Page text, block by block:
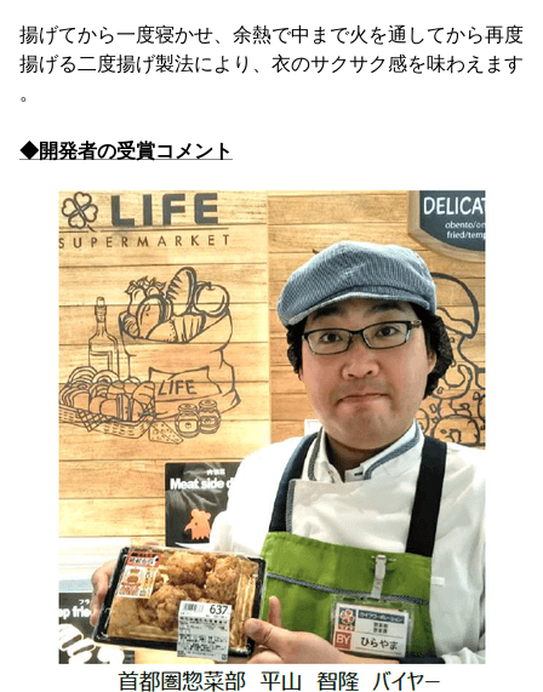
揚げてから一度寝かせ、余熱で中まで火を通してから再度
揚げる二度揚げ製法により、衣のサクサク感を味わえます
。
◆開発者の受賞コメント